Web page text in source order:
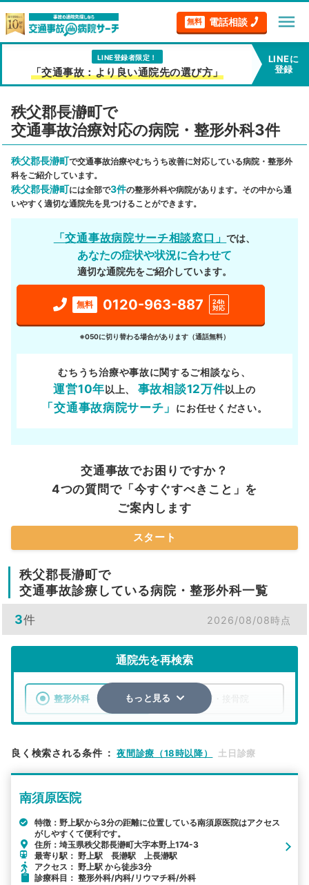
無料 電話相談 menu
LINE登録者限定！
「交通事故：より良い通院先の選び方」
LINEに
登録
秩父郡長瀞町で
交通事故治療対応の病院・整形外科3件
秩父郡長瀞町で交通事故治療やむちうち改善に対応している病院・整形外
科をご紹介しています。
秩父郡長瀞町には全部で3件の整形外科や病院があります。その中から通
いやすく適切な通院先を見つけることができます。
「交通事故病院サーチ相談窓口」では、
あなたの症状や状況に合わせて
適切な通院先をご紹介しています。
無料 0120-963-887
24h
対応
※050に切り替わる場合があります（通話無料）
むちうち治療や事故に関するご相談なら、
運営10年以上、 事故相談12万件以上の
「交通事故病院サーチ」 にお任せください。
交通事故でお困りですか？
4つの質問で「今すぐすべきこと」を
ご案内します
スタート
秩父郡長瀞町で
交通事故診療している病院・整形外科一覧
3件 2026/08/08時点
通院先を再検索
整形外科 整骨院・接骨院
検索する
その他の検索方法
駅から探す
もっと見る
良く検索される条件 ： 夜間診療（18時以降） 土日診療
南須原医院
特徴：野上駅から3分の距離に位置している南須原医院はアクセス
がしやすくて便利です。
住所：埼玉県秩父郡長瀞町大字本野上174-3
最寄り駅： 野上駅 長瀞駅 上長瀞駅
アクセス： 野上駅 から徒歩3分
診療科目： 整形外科/内科/リウマチ科/外科